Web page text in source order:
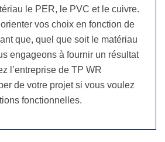
le PER, le PVC et le cuivre.
vos choix en fonction de
que, quel que soit le matériau
engageons à fournir un résultat
l’entreprise de TP WR
de votre projet si vous voulez
fonctionnelles.